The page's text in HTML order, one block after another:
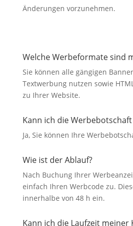
Änderungen vorzunehmen.
Welche Werbeformate sind
Sie können alle gängigen
Textwerbung nutzen sowie
zu Ihrer Website.
Kann ich die
Ja, Sie können Ihre
Wie ist der Ablauf?
Nach Buchung Ihrer
einfach Ihren Werbcode zu.
innerhalbe von 48 h ein.
Kann ich die Laufzeit meiner